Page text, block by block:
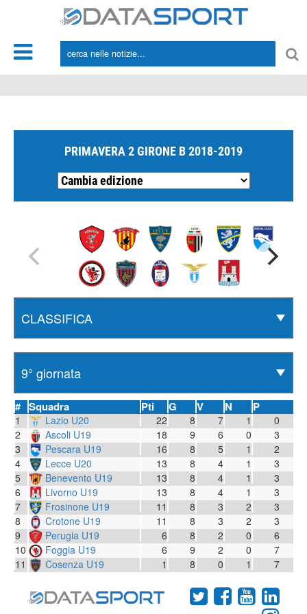
PRIMAVERA 2 GIRONE B 2018-2019
# Squadra Pti G V N P
1 Lazio U20 22 8 7 1
0
2
Ascoli U19 18 9 6 0
3
3
Pescara U19 16 8 5 1
2
4
Lecce U20 13 8 4 1
3
5
Benevento U19 13 8 4 1
3
6
Livorno U19 13 8 4 1
3
7
Frosinone U19 11 8 3 2
3
8
Crotone U19 11 8 3 2
3
9
Perugia U19 6 8 2 0
6
10
Foggia U19 6 9 2 0
7
11
Cosenza U19 1 8 0 1 7